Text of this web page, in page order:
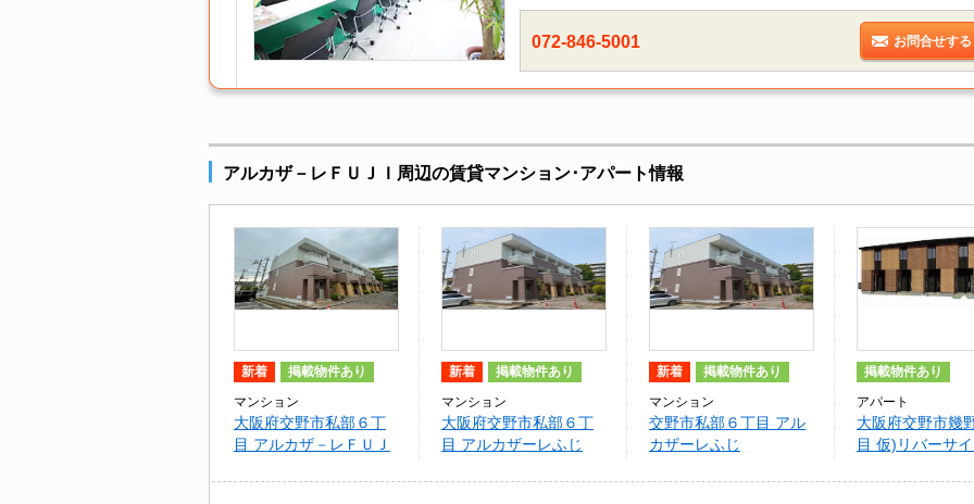
072-846-5001 お問合せす
アルカザ－レＦＵＪＩ周辺の賃貸マンション･アパート情報
新着 掲載物件あり
マンション
大阪府交野市私部６丁
目 アルカザ－レＦＵＪ
新着 掲載物件あり
マンション
大阪府交野市私部６丁
目 アルカザーレふじ
新着 掲載物件あり
マンション
交野市私部６丁目 アル
カザーレふじ
掲載物件あり
アパート
大阪府交野市幾
目 仮)リバーサ